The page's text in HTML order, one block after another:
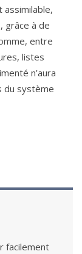
grâce à de
entre
listes
n’aura
du système
facilement